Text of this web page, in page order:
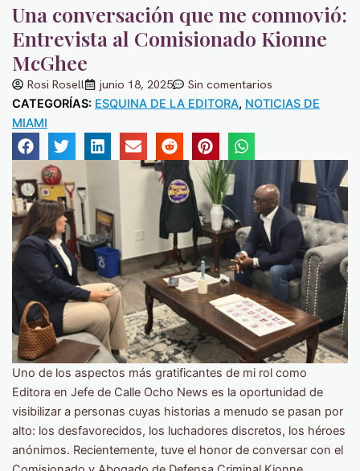
Una conversación que me conmovió:
Entrevista al Comisionado Kionne
McGhee
Rosi Rosell junio 18, 2025 Sin comentarios
CATEGORÍAS: ESQUINA DE LA EDITORA, NOTICIAS DE
MIAMI
Uno de los aspectos más gratificantes de mi rol como
Editora en Jefe de Calle Ocho News es la oportunidad de
visibilizar a personas cuyas historias a menudo se pasan por
alto: los desfavorecidos, los luchadores discretos, los héroes
anónimos. Recientemente, tuve el honor de conversar con el